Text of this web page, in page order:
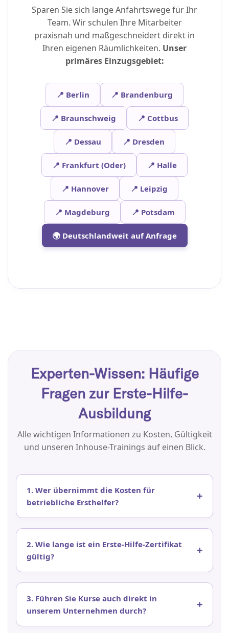
Sparen Sie sich lange Anfahrtswege für Ihr
Team. Wir schulen Ihre Mitarbeiter
praxisnah und maßgeschneidert direkt in
Ihren eigenen Räumlichkeiten. Unser
primäres Einzugsgebiet:
📍 Berlin 📍 Brandenburg
📍 Braunschweig 📍 Cottbus
📍 Dessau 📍 Dresden
📍 Frankfurt (Oder) 📍 Halle
📍 Hannover 📍 Leipzig
📍 Magdeburg 📍 Potsdam
🌍 Deutschlandweit auf Anfrage
Experten-Wissen: Häufige
Fragen zur Erste-Hilfe-
Ausbildung
Alle wichtigen Informationen zu Kosten, Gültigkeit
und unseren Inhouse-Trainings auf einen Blick.
1. Wer übernimmt die Kosten für
betriebliche Ersthelfer?
2. Wie lange ist ein Erste-Hilfe-Zertifikat
gültig?
3. Führen Sie Kurse auch direkt in
unserem Unternehmen durch?